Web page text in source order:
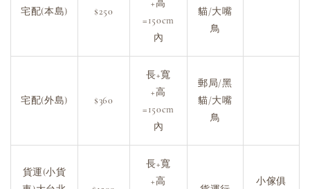
宅配(本島) $250
+高
=150cm
內
貓/大嘴
鳥
宅配(外島) $360
長+寬
+高
=150cm
內
郵局/黑
貓/大嘴
鳥
貨運(小貨
長+寬
+高
小傢俱